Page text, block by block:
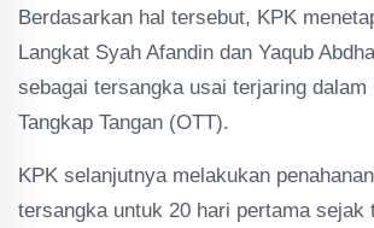
Berdasarkan hal tersebut, KPK
Langkat Syah Afandin dan Yaqub
sebagai tersangka usai terjaring dalam
Tangkap Tangan (OTT).
KPK selanjutnya melakukan
tersangka untuk 20 hari pertama sejak